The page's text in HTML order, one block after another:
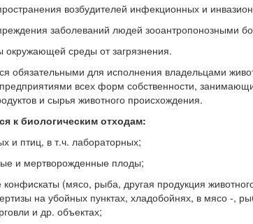
возбудителей инфекционных и
заболеваний людей зооантропонозными
окружающей среды от загрязнения.
обязательными для исполнения владельцами
всех форм собственности,
и сырья животного происхождения.
к биологическим отходам:
и птиц, в т.ч. лабораторных;
и мертворожденные плоды;
(мясо, рыба, другая продукция
на убойных пунктах, хладобойнях, в мясо -,
и др. объектах;